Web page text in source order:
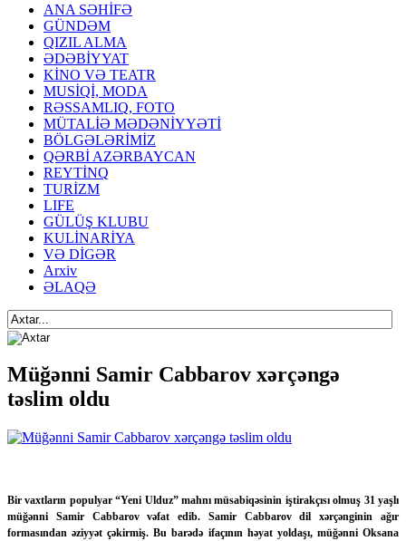
ANA SƏHİFƏ
GÜNDƏM
QIZIL ALMA
ƏDƏBİYYAT
KİNO VƏ TEATR
MUSİQİ, MODA
RƏSSAMLIQ, FOTO
MÜTALİƏ MƏDƏNİYYƏTİ
BÖLGƏLƏRİMİZ
QƏRBİ AZƏRBAYCAN
REYTİNQ
TURİZM
LIFE
GÜLÜŞ KLUBU
KULİNARİYA
VƏ DİGƏR
Arxiv
ƏLAQƏ
Müğənni Samir Cabbarov xərçəngə
təslim oldu
Bir vaxtların populyar “Yeni Ulduz” mahnı müsabiqəsinin iştirakçısı olmuş 31 yaşlı
müğənni Samir Cabbarov vəfat edib. Samir Cabbarov dil xərçənginin ağır
formasından əziyyət çəkirmiş. Bu barədə ifaçının həyat yoldaşı, müğənni Oksana